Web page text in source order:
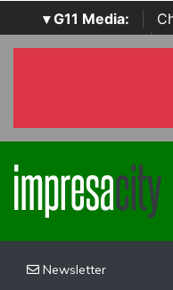
▾ G11 Media:
SecurityOpenLab |
Newsletter